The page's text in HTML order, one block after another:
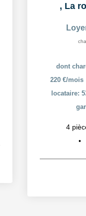
, La
dont
220 €/mois
locataire:
4